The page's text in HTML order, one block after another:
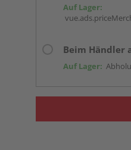
Auf Lager:
Beim Händler
Auf Lager: